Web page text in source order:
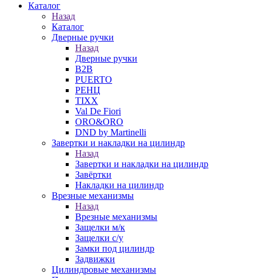
Каталог
Назад
Каталог
Дверные ручки
Назад
Дверные ручки
B2B
PUERTO
РЕНЦ
TIXX
Val De Fiori
ORO&ORO
DND by Martinelli
Завертки и накладки на цилиндр
Назад
Завертки и накладки на цилиндр
Завёртки
Накладки на цилиндр
Врезные механизмы
Назад
Врезные механизмы
Защелки м/к
Защелки с/у
Замки под цилиндр
Задвижки
Цилиндровые механизмы